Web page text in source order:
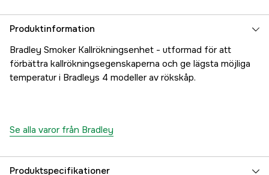
Produktinformation
Bradley Smoker Kallrökningsenhet - utformad för att
förbättra kallrökningsegenskaperna och ge lägsta möjliga
temperatur i Bradleys 4 modeller av rökskåp.
Se alla varor från Bradley
Produktspecifikationer